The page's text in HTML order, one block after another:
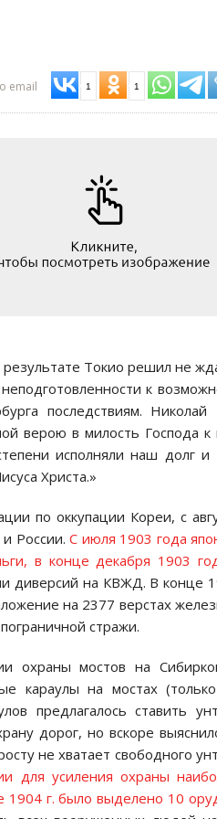
email 1 1
Токио решил не
к
последствиям.
верою в милость Господа к
исполняли наш долг и
Христа.»
по оккупации Кореи, с
России. С июля 1903 года
в конце декабря 1903
диверсий на КВЖД. В конце
на 2377 верстах
стражи.
охраны мостов на
караулы на мостах
предлагалось ставить
дорог, но вскоре
не хватает свободного
для усиления охраны
1904 г. было выделено 10